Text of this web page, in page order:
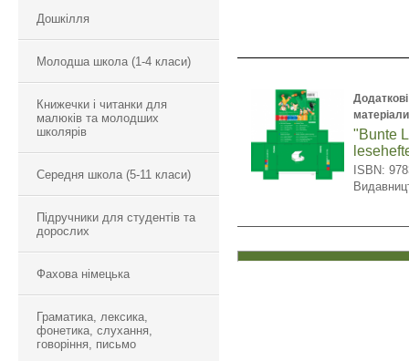
Дошкілля
Молодша школа (1-4 класи)
Книжечки і читанки для
малюків та молодших
школярів
Середня школа (5-11 класи)
Підручники для студентів та
дорослих
Фахова німецька
Граматика, лексика,
фонетика, слухання,
говоріння, письмо
матеріали
"Bunte
ISBN: